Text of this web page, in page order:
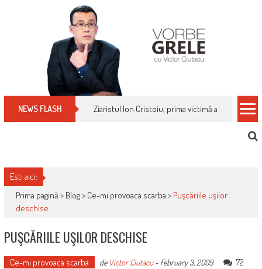
NEWS FLASH Cum îți schimbi, rapid, gratuit și eficient,
Esti aici:
Prima pagină > Blog> Ce-mi provoaca scarba > Puşcăriile uşilor
deschise
PUŞCĂRIILE UŞILOR DESCHISE
Ce-mi provoaca scarba de Victor Ciutacu- February 3, 2009
72